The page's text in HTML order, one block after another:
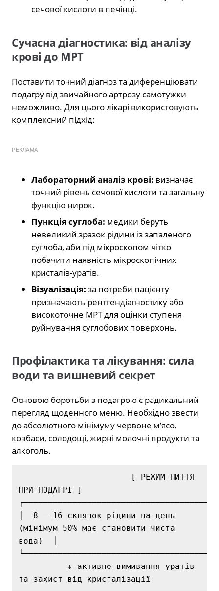
сечової кислоти в печінці.
Сучасна діагностика: від аналізу
крові до МРТ
Поставити точний діагноз та диференціювати
подагру від звичайного артрозу самотужки
неможливо. Для цього лікарі використовують
комплексний підхід:
РЕКЛАМА
Лабораторний аналіз крові: визначає
точний рівень сечової кислоти та загальну
функцію нирок.
Пункція суглоба: медики беруть
невеликий зразок рідини із запаленого
суглоба, аби під мікроскопом чітко
побачити наявність мікроскопічних
кристалів-уратів.
Візуалізація: за потреби пацієнту
призначають рентгендіагностику або
високоточне МРТ для оцінки ступеня
руйнування суглобових поверхонь.
Профілактика та лікування: сила
води та вишневий секрет
Основою боротьби з подагрою є радикальний
перегляд щоденного меню. Необхідно звести
до абсолютного мінімуму червоне м’ясо,
ковбаси, солодощі, жирні молочні продукти та
алкоголь.
ПРИ ПОДАГРІ ]
│  8 — 16 склянок рідини на день
(мінімум 50% має становити чиста
вода)  │